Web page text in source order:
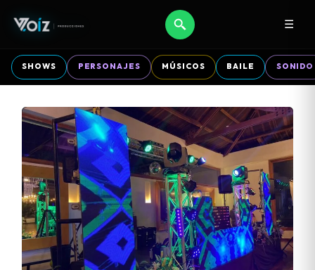
☰
SHOWS PERSONAJES MÚSICOS BAILE SONIDO